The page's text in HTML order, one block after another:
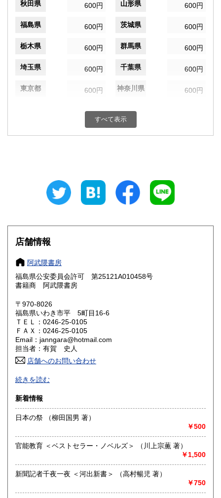
秋田県 600円 山形県 600円
福島県 600円 茨城県 600円
栃木県 600円 群馬県 600円
埼玉県 600円 千葉県 600円
東京都 600円 神奈川県 600円
600円 富山県
600円 三重県
大阪府
奈良県
鳥取県 600円 島根県
岡山県
山口県 600円
香川県
高知県 600円
佐賀県
熊本県 600円 大分県 600円
600円
沖縄県 600円
すべて表示
店舗情報
阿武隈書房
福島県公安委員会許可 第25121A010458号
書籍商 阿武隈書房
〒970-8026
福島県いわき市平 5町目16-6
ＴＥＬ：0246-25-0105
ＦＡＸ：0246-25-0105
Email：janngara@hotmail.com
担当者：有賀 史人
店舗へのお問い合わせ
買い取り専用ダイヤル 0120-805-875 (9:00～21:00 年中無休)
沿線名：常磐線
最寄駅：いわき駅
営業時間：-
定休日：-
書籍の買取について
出張買取も行っております。
福島県全域、宮城県、山形県、岩手県、青森県、秋田県の東
北地方を中心に、茨城県、栃木県等関東近県への地域に出張
いたします。それ以外の地域も出張買取致します。
続きを読む
新着情報
日本の祭 （柳田国男 著）
￥500
官能教育 ＜ベストセラー・ノベルズ＞ （川上宗薫 著）
￥1,500
新聞記者千夜一夜 ＜河出新書＞ （高村暢児 著）
￥750